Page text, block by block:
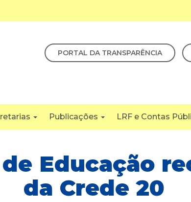
PORTAL DA TRANSPARÊNCIA
Publicações LRF e Contas
Educação
da Crede 20